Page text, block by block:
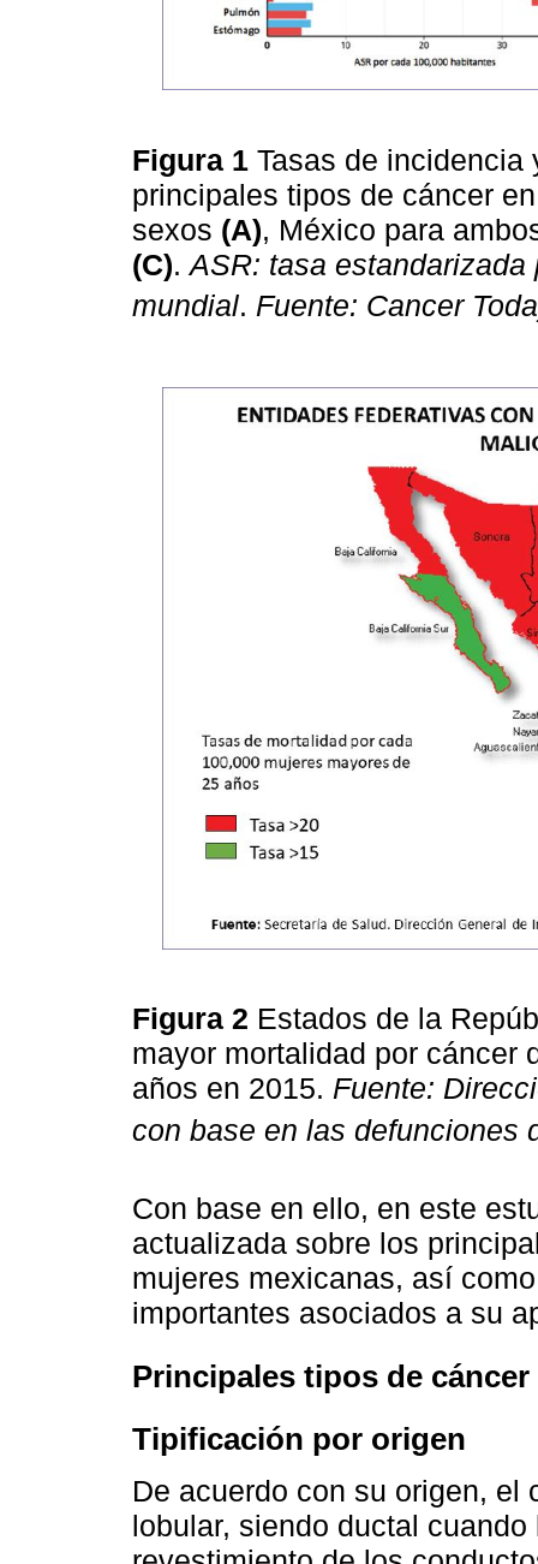
Figura 1 Tasas de incidencia
principales tipos de cáncer
sexos (A), México para
(C). ASR: tasa
mundial. Fuente: Cancer
Figura 2 Estados de la
mayor mortalidad por cáncer
años en 2015. Fuente:
con base en las defunciones
Con base en ello, en este
actualizada sobre los
mujeres mexicanas, así
importantes asociados a su
Principales tipos de cáncer
Tipificación por origen
De acuerdo con su origen, el
lobular, siendo ductal